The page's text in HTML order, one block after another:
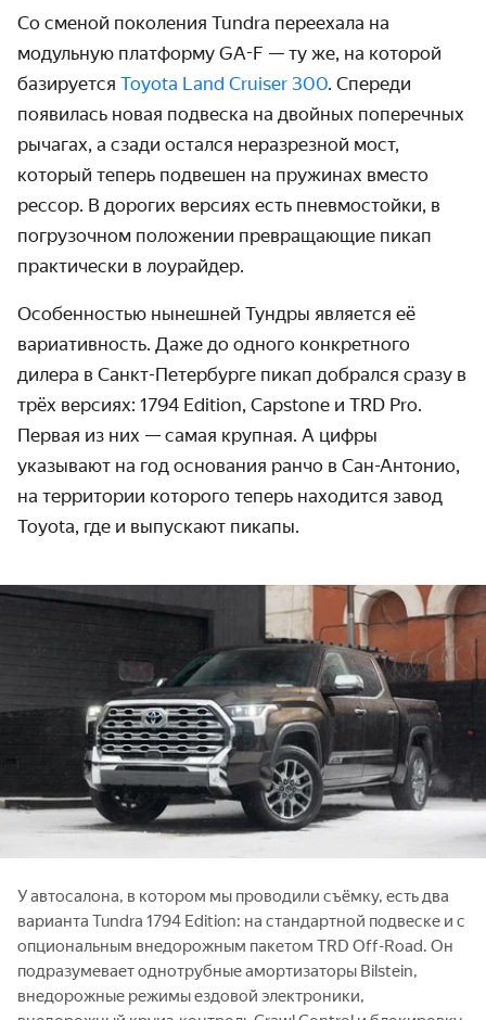
Со сменой поколения Tundra переехала на
модульную платформу GA-F — ту же, на которой
базируется Toyota Land Cruiser 300. Спереди
появилась новая подвеска на двойных поперечных
рычагах, а сзади остался неразрезной мост,
который теперь подвешен на пружинах вместо
рессор. В дорогих версиях есть пневмостойки, в
погрузочном положении превращающие пикап
практически в лоурайдер.
Особенностью нынешней Тундры является её
вариативность. Даже до одного конкретного
дилера в Санкт-Петербурге пикап добрался сразу в
трёх версиях: 1794 Edition, Capstone и TRD Pro.
Первая из них — самая крупная. А цифры
указывают на год основания ранчо в Сан-Антонио,
на территории которого теперь находится завод
Toyota, где и выпускают пикапы.
У автосалона, в котором мы проводили съёмку, есть два
варианта Tundra 1794 Edition: на стандартной подвеске и с
опциональным внедорожным пакетом TRD Off-Road. Он
подразумевает однотрубные амортизаторы Bilstein,
внедорожные режимы ездовой электроники,